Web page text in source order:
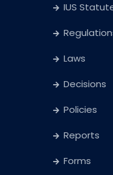
IUS
Laws
Decisions
Policies
Reports
Forms